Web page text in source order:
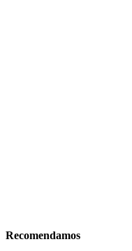
Recomendamos